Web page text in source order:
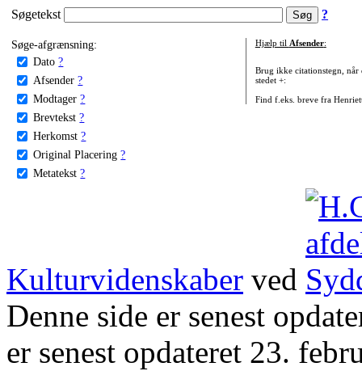
Søgetekst ?
Søge-afgrænsning:
Dato ?
Afsender ?
Modtager ?
Brevtekst ?
Herkomst ?
Original Placering ?
Metatekst ?
Hjælp til Afsender:
Brug ikke citationstegn, når
stedet +:
Find f.eks. breve fra
Kulturvidenskaber ved
Denne side er senest
er senest opdateret 23.